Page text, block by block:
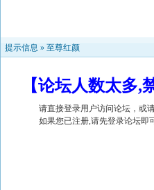
提示信息 » 至尊红颜
【论坛人数太多
请直接登录用户访问论坛，或
如果您已注册,请先登录论坛即